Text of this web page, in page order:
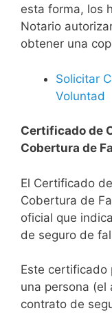
esta forma, los
Notario
obtener una
Solicitar
Voluntad
Certificado de
Cobertura de
El Certificado
Cobertura de
oficial que
de seguro de
Este certificado
una persona (el
contrato de